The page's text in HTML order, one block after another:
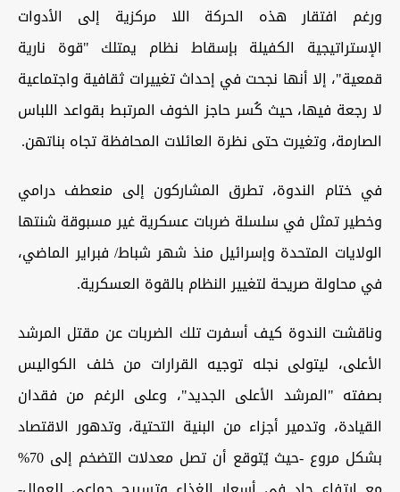
ورغم افتقار هذه الحركة اللا مركزية إلى الأدوات
الإستراتيجية الكفيلة بإسقاط نظام يمتلك "قوة نارية
قمعية"، إلا أنها نجحت في إحداث تغييرات ثقافية واجتماعية
لا رجعة فيها، حيث كُسر حاجز الخوف المرتبط بقواعد اللباس
الصارمة، وتغيرت حتى نظرة العائلات المحافظة تجاه بناتهن.
في ختام الندوة، تطرق المشاركون إلى منعطف درامي
وخطير تمثل في سلسلة ضربات عسكرية غير مسبوقة شنتها
الولايات المتحدة وإسرائيل منذ شهر شباط/ فبراير الماضي،
في محاولة صريحة لتغيير النظام بالقوة العسكرية.
وناقشت الندوة كيف أسفرت تلك الضربات عن مقتل المرشد
الأعلى، ليتولى نجله توجيه القرارات من خلف الكواليس
بصفته "المرشد الأعلى الجديد"، وعلى الرغم من فقدان
القيادة، وتدمير أجزاء من البنية التحتية، وتدهور الاقتصاد
بشكل مروع -حيث يُتوقع أن تصل معدلات التضخم إلى 70%